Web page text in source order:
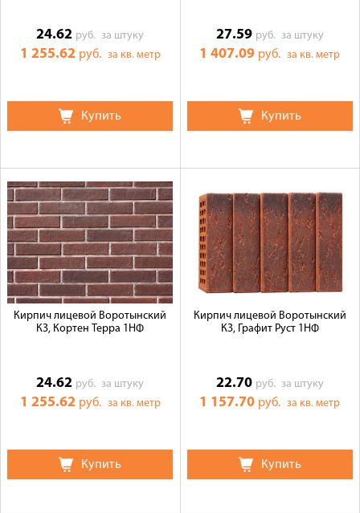
24.62 руб.за штуку
1 255.62 руб. за кв. метр
Купить
27.59 руб. за штуку
1 407.09 руб.за кв. метр
Купить
Кирпич лицевой Воротынский
КЗ, Кортен Терра 1НФ
24.62 руб.за штуку
1 255.62 руб. за кв. метр
Купить
Кирпич лицевой Воротынский
КЗ, Графит Руст 1НФ
22.70 руб. за штуку
1 157.70 руб.за кв. метр
Купить